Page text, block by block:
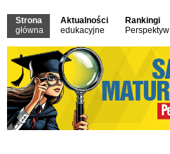
Strona
główna
Aktualności
edukacyjne
Rankingi
Perspektyw